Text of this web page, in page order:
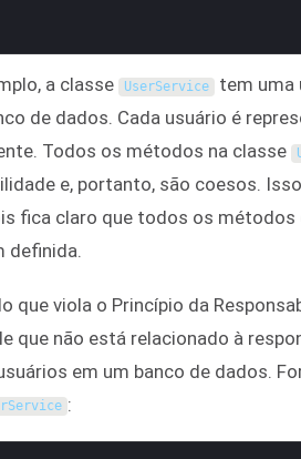
a classe UserService tem uma
de dados. Cada usuário é
Todos os métodos na classe
e, portanto, são coesos.
fica claro que todos os
definida.
que viola o Princípio da
que não está relacionado à
em um banco de dados.
: